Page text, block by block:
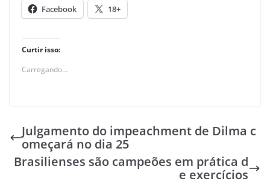
Facebook 18+
Curtir isso:
Carregando...
Julgamento do impeachment de Dilma c
omeçará no dia 25
Brasilienses são campeões em prática d
e exercícios